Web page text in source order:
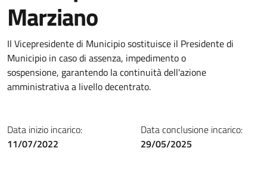
Marziano
Il Vicepresidente di Municipio sostituisce il Presidente di
Municipio in caso di assenza, impedimento o
sospensione, garantendo la continuità dell'azione
amministrativa a livello decentrato.
Data inizio incarico:
11/07/2022
Data conclusione incarico:
29/05/2025